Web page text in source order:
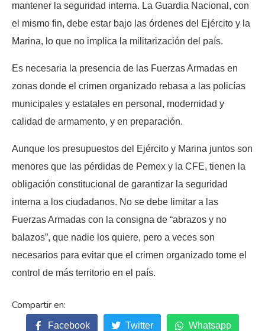
mantener la seguridad interna. La Guardia Nacional, con
el mismo fin, debe estar bajo las órdenes del Ejército y la
Marina, lo que no implica la militarización del país.
Es necesaria la presencia de las Fuerzas Armadas en
zonas donde el crimen organizado rebasa a las policías
municipales y estatales en personal, modernidad y
calidad de armamento, y en preparación.
Aunque los presupuestos del Ejército y Marina juntos son
menores que las pérdidas de Pemex y la CFE, tienen la
obligación constitucional de garantizar la seguridad
interna a los ciudadanos. No se debe limitar a las
Fuerzas Armadas con la consigna de “abrazos y no
balazos”, que nadie los quiere, pero a veces son
necesarios para evitar que el crimen organizado tome el
control de más territorio en el país.
Facebook Twitter Whatsapp